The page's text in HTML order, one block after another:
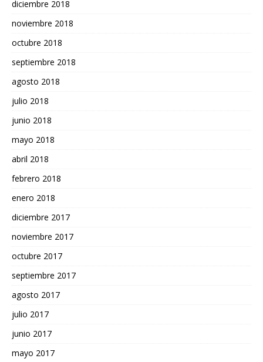
diciembre 2018
noviembre 2018
octubre 2018
septiembre 2018
agosto 2018
julio 2018
junio 2018
mayo 2018
abril 2018
febrero 2018
enero 2018
diciembre 2017
noviembre 2017
octubre 2017
septiembre 2017
agosto 2017
julio 2017
junio 2017
mayo 2017